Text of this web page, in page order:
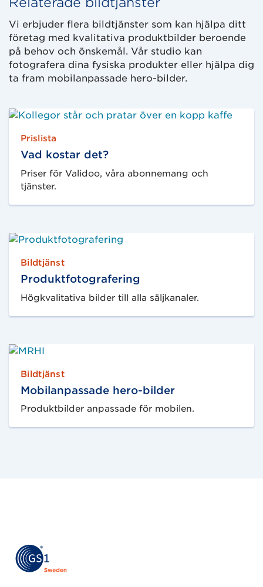
Vi erbjuder flera bildtjänster som kan hjälpa ditt
företag med kvalitativa produktbilder beroende
på behov och önskemål. Vår studio kan
fotografera dina fysiska produkter eller hjälpa dig
ta fram mobilanpassade hero-bilder.
Prislista
Vad kostar det?
Priser för Validoo, våra abonnemang och
tjänster.
Bildtjänst
Produktfotografering
Högkvalitativa bilder till alla säljkanaler.
Bildtjänst
Mobilanpassade hero-bilder
Produktbilder anpassade för mobilen.